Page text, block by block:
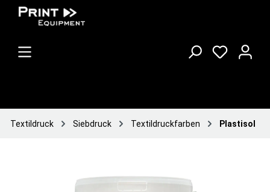
Textildruck Siebdruck Textildruckfarben Plastisol